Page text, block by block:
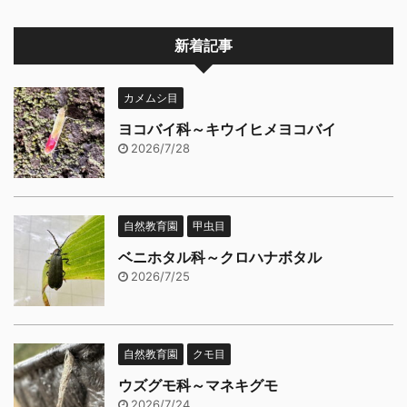
新着記事
カメムシ目
ヨコバイ科～キウイヒメヨコバイ
2026/7/28
自然教育園 甲虫目
ベニホタル科～クロハナボタル
2026/7/25
自然教育園 クモ目
ウズグモ科～マネキグモ